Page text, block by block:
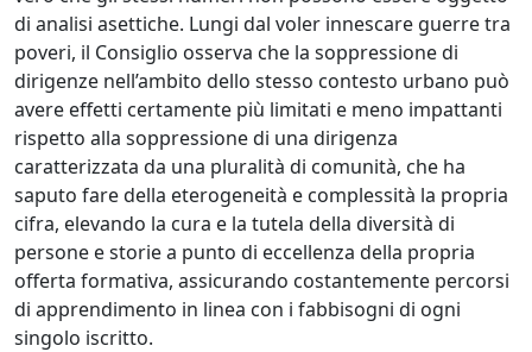
di analisi asettiche. Lungi dal voler innescare guerre tra
poveri, il Consiglio osserva che la soppressione di
dirigenze nell’ambito dello stesso contesto urbano può
avere effetti certamente più limitati e meno impattanti
rispetto alla soppressione di una dirigenza
caratterizzata da una pluralità di comunità, che ha
saputo fare della eterogeneità e complessità la propria
cifra, elevando la cura e la tutela della diversità di
persone e storie a punto di eccellenza della propria
offerta formativa, assicurando costantemente percorsi
di apprendimento in linea con i fabbisogni di ogni
singolo iscritto.